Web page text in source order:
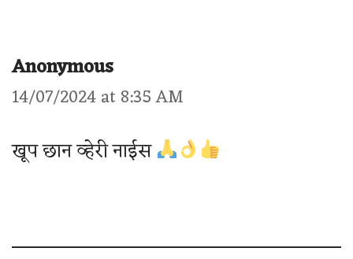
Anonymous
14/07/2024 at 8:35 AM
खूप छान व्हेरी नाईस